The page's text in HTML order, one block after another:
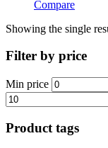
Compare
Showing the single
Filter by price
Min price
Product tags